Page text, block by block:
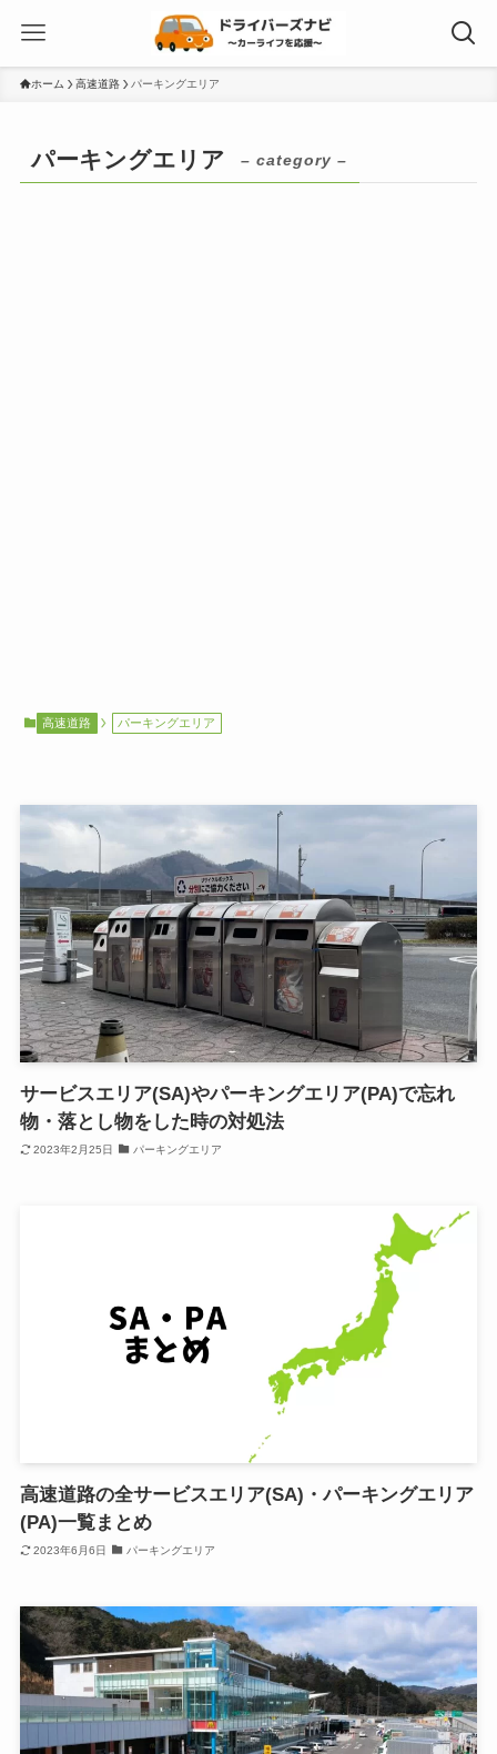
ホーム 高速道路 パーキングエリア
パーキングエリア – category –
高速道路 パーキングエリア
サービスエリア(SA)やパーキングエリア(PA)で忘れ
物・落とし物をした時の対処法
2023年2月25日 パーキングエリア
高速道路の全サービスエリア(SA)・パーキングエリア
(PA)一覧まとめ
2023年6月6日 パーキングエリア